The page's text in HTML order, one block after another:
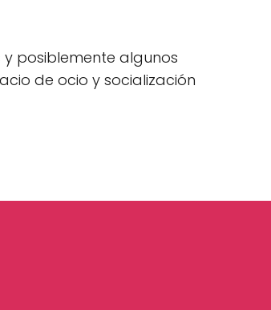
posiblemente algunos
de ocio y socialización